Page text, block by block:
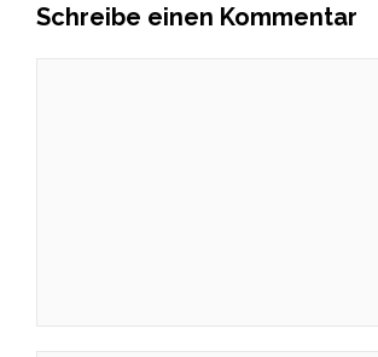
Schreibe einen Kommentar